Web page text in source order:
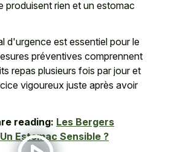
produisent rien et un estomac
d'urgence est essentiel pour le
préventives comprennent
repas plusieurs fois par jour et
vigoureux juste après avoir
reading: Les Bergers
Estomac Sensible ?